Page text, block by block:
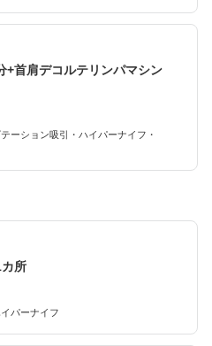
首肩デコルテリンパマシン
ーション吸引・ハイパーナイフ・
所
パーナイフ